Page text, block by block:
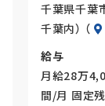
千葉県千葉
千葉内） （
給与
月給28万
間/月 固定